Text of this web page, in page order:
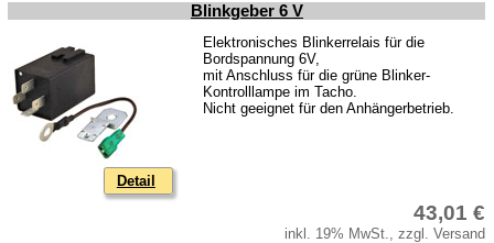
Blinkgeber 6 V
Detail
Elektronisches Blinkerrelais für die
Bordspannung 6V,
mit Anschluss für die grüne Blinker-
Kontrolllampe im Tacho.
Nicht geeignet für den Anhängerbetrieb.
43,01 €
inkl. 19% MwSt., zzgl. Versand